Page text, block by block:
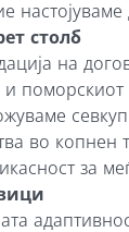
столб
на
во
за